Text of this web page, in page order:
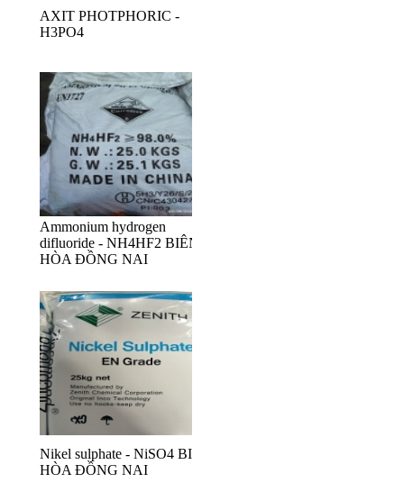
AXIT PHOTPHORIC -
H3PO4
Ammonium hydrogen
difluoride - NH4HF2 BIÊN
HÒA ĐỒNG NAI
Nikel sulphate - NiSO4 BIÊN
HÒA ĐỒNG NAI